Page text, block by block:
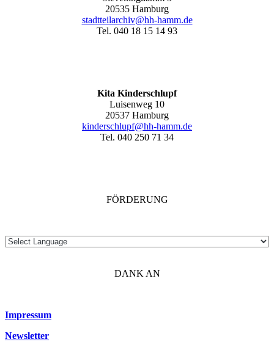
20535 Hamburg
stadtteilarchiv@hh-hamm.de
Tel. 040 18 15 14 93
Kita Kinderschlupf
Luisenweg 10
20537 Hamburg
kinderschlupf@hh-hamm.de
Tel. 040 250 71 34
FÖRDERUNG
DANK AN
Impressum
Newsletter